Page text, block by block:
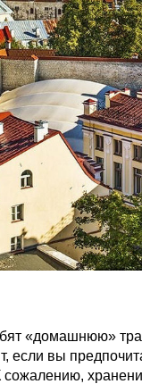
«домашнюю»
если вы
сожалению,